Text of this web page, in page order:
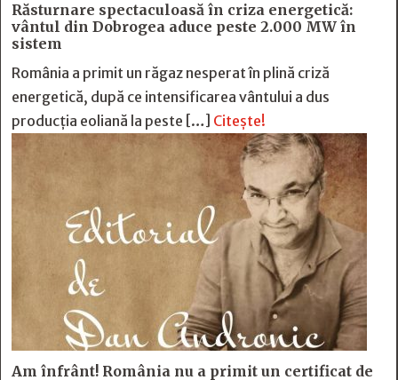
Răsturnare spectaculoasă în criza energetică:
vântul din Dobrogea aduce peste 2.000 MW în
sistem
România a primit un răgaz nesperat în plină criză
energetică, după ce intensificarea vântului a dus
producția eoliană la peste […] Citește!
Am înfrânt! România nu a primit un certificat de